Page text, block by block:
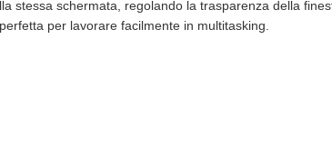
stessa schermata, regolando la trasparenza della
per lavorare facilmente in multitasking.